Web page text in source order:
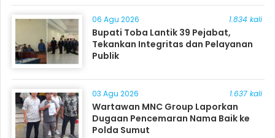
06 Agu 2026 1.834 kali
Bupati Toba Lantik 39 Pejabat,
Tekankan Integritas dan Pelayanan
Publik
03 Agu 2026 1.637 kali
Wartawan MNC Group Laporkan
Dugaan Pencemaran Nama Baik ke
Polda Sumut